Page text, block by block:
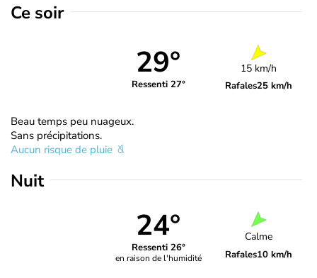
Ce soir
29°
Ressenti 27°
15 km/h
Rafales25 km/h
Beau temps peu nuageux.
Sans précipitations.
Aucun risque de pluie
Nuit
24°
Ressenti 26°
en raison de l'humidité
Calme
Rafales10 km/h